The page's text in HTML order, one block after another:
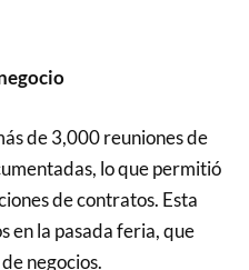
de 3,000 reuniones de
lo que permitió
de contratos. Esta
en la pasada feria, que
negocios.